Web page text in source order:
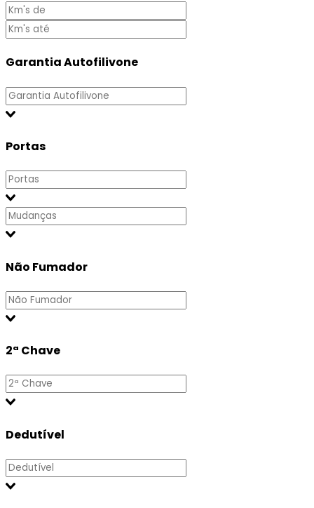
Garantia Autofilivone
Portas
Não Fumador
2ª Chave
Dedutível